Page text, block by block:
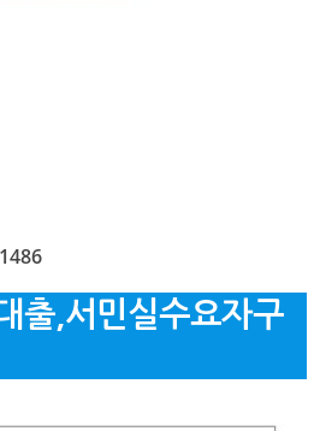
출,서민실수요자구